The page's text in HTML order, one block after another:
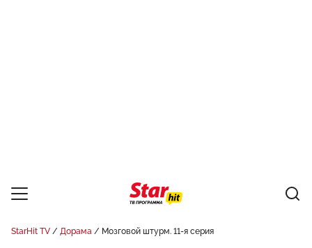
StarHit TV Дорама Мозговой штурм. 11-я серия